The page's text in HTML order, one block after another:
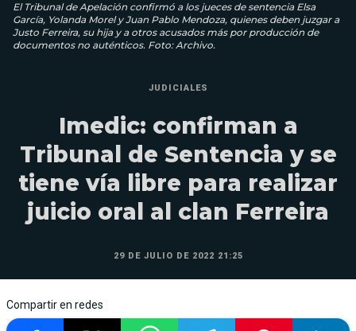
El Tribunal de Apelación confirmó a los jueces de sentencia Elsa
García, Yolanda Morel y Juan Pablo Mendoza, quienes deben juzgar a
Justo Ferreira, su hija y a otros acusados más por producción de
documentos no auténticos. Foto: Archivo.
JUDICIALES
Imedic: confirman a
Tribunal de Sentencia y se
tiene vía libre para realizar
juicio oral al clan Ferreira
29 DE JULIO DE 2022 21:25
Compartir en redes